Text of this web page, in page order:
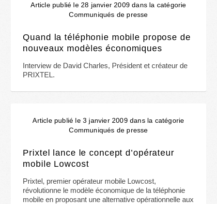
Article publié le 28 janvier 2009 dans la catégorie
Communiqués de presse
Quand la téléphonie mobile propose de
nouveaux modèles économiques
Interview de David Charles, Président et créateur de
PRIXTEL.
Article publié le 3 janvier 2009 dans la catégorie
Communiqués de presse
Prixtel lance le concept d’opérateur
mobile Lowcost
Prixtel, premier opérateur mobile Lowcost,
révolutionne le modèle économique de la téléphonie
mobile en proposant une alternative opérationnelle aux